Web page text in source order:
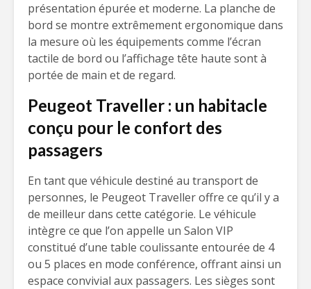
présentation épurée et moderne. La planche de
bord se montre extrêmement ergonomique dans
la mesure où les équipements comme l’écran
tactile de bord ou l’affichage tête haute sont à
portée de main et de regard.
Peugeot Traveller : un habitacle
conçu pour le confort des
passagers
En tant que véhicule destiné au transport de
personnes, le Peugeot Traveller offre ce qu’il y a
de meilleur dans cette catégorie. Le véhicule
intègre ce que l’on appelle un Salon VIP
constitué d’une table coulissante entourée de 4
ou 5 places en mode conférence, offrant ainsi un
espace convivial aux passagers. Les sièges sont